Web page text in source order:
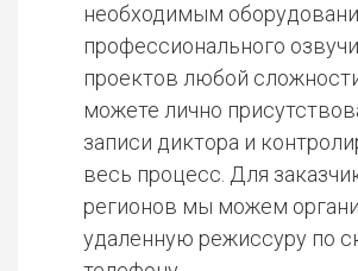
необходимым
профессионального
проектов любой
можете лично
записи диктора и
весь процесс. Для
регионов мы можем
удаленную режиссуру по